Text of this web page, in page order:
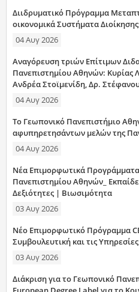
Διιδρυματικό Πρόγραμμα
οικονομικά Συστήματα
04 Αυγ 2026
Αναγόρευση τριών Επίτιμων
Πανεπιστημίου Αθηνών: Κυρίας
Ανδρέα Στοϊμενίδη, Δρ.
04 Αυγ 2026
Το Γεωπονικό Πανεπιστήμιο
αφυπηρετησάντων μελών της
04 Αυγ 2026
Νέα Επιμορφωτικά
Πανεπιστημίου Αθηνών_
Δεξιότητες | Βιωσιμότητα
03 Αυγ 2026
Νέο Επιμορφωτικό Πρόγραμμα
Συμβουλευτική και τις
03 Αυγ 2026
Διάκριση για το Γεωπονικό